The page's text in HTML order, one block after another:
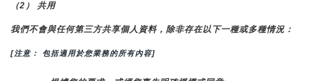
（2） 共用
我們不會與任何第三方共享個人資料，除非存在以下一種或多種情況：
[注意： 包括適用於您業務的所有內容]